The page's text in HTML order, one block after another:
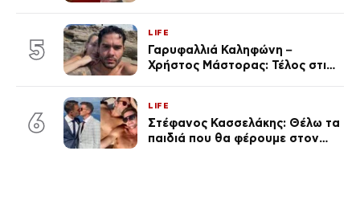
(Φωτογραφίες)
5
LIFE
Γαρυφαλλιά Καληφώνη –
Χρήστος Μάστορας: Τέλος στις
6
LIFE
Στέφανος Κασσελάκης: Θέλω τα
παιδιά που θα φέρουμε στον